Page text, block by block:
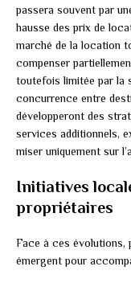
passera souvent par
hausse des prix de
marché de la location
compenser
toutefois limitée par la
concurrence entre
développeront des
services additionnels,
miser uniquement sur
Initiatives
propriétaires
Face à ces évolutions,
émergent pour